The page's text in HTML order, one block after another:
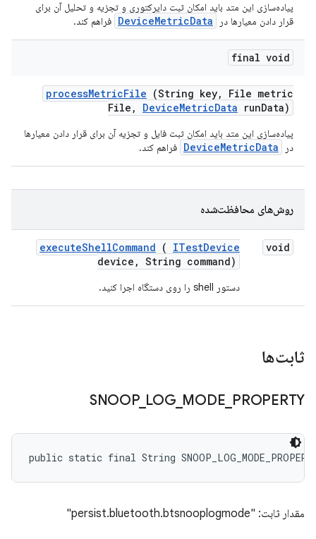
پیاده‌سازی این متد باید امکان ثبت دایرکتوری و تجزیه و تحلیل آن برای
قرار دادن معیارها در
DeviceMetricData فراهم کند.
final void
processMetricFile (String key,
File metric
File , DeviceMetricData runData)
پیاده‌سازی این متد باید امکان ثبت فایل و تجزیه آن برای قرار دادن معیارها
در
DeviceMetricData فراهم کند.
روش‌های محافظت‌شده
void
executeShellCommand ( ITestDevice
device , String command)
دستور shell را روی دستگاه اجرا کنید.
ثابت‌ها
SNOOP_ LOG_ MODE PROPERTY
public static final String
مقدار ثابت: "persist.bluetooth.btsnooplogmode"